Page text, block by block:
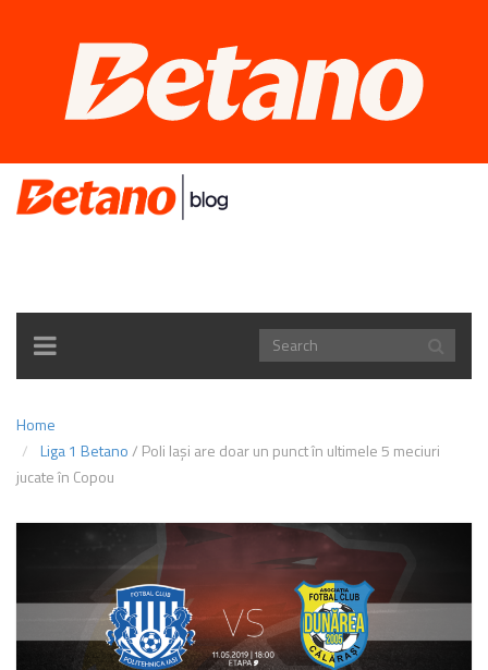
TOGGLE
NAVIGATION
Home
Liga 1 Betano/ Poli Iași are doar un punct în ultimele 5 meciuri
jucate în Copou